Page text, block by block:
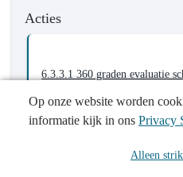
schoolbesturen
Acties
6.3.3.1 360 graden evaluatie
Op onze website worden
informatie kijk in ons Privacy
Alleen